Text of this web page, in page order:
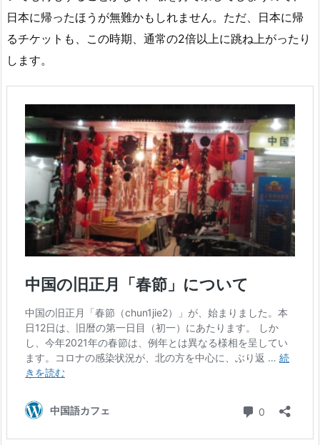
日本に帰ったほうが無難かもしれません。ただ、日本に帰
るチケットも、この時期、通常の2倍以上に跳ね上がったり
します。